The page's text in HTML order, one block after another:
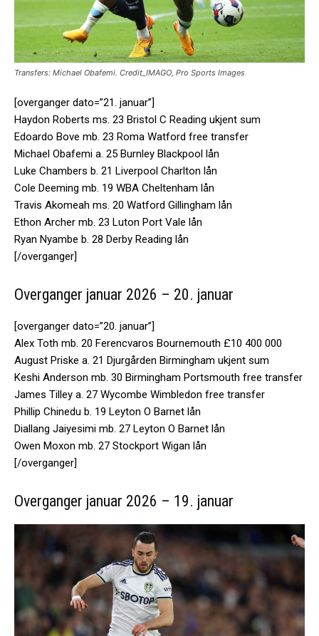
Transfers: Michael Obafemi. Credit_IMAGO, Pro Sports Images
[overganger dato=”21. januar”]
Haydon Roberts ms. 23 Bristol C Reading ukjent sum
Edoardo Bove mb. 23 Roma Watford free transfer
Michael Obafemi a. 25 Burnley Blackpool lån
Luke Chambers b. 21 Liverpool Charlton lån
Cole Deeming mb. 19 WBA Cheltenham lån
Travis Akomeah ms. 20 Watford Gillingham lån
Ethon Archer mb. 23 Luton Port Vale lån
Ryan Nyambe b. 28 Derby Reading lån
[/overganger]
Overganger januar 2026 – 20. januar
[overganger dato=”20. januar”]
Alex Toth mb. 20 Ferencvaros Bournemouth £10 400 000
August Priske a. 21 Djurgården Birmingham ukjent sum
Keshi Anderson mb. 30 Birmingham Portsmouth free transfer
James Tilley a. 27 Wycombe Wimbledon free transfer
Phillip Chinedu b. 19 Leyton O Barnet lån
Diallang Jaiyesimi mb. 27 Leyton O Barnet lån
Owen Moxon mb. 27 Stockport Wigan lån
[/overganger]
Overganger januar 2026 – 19. januar